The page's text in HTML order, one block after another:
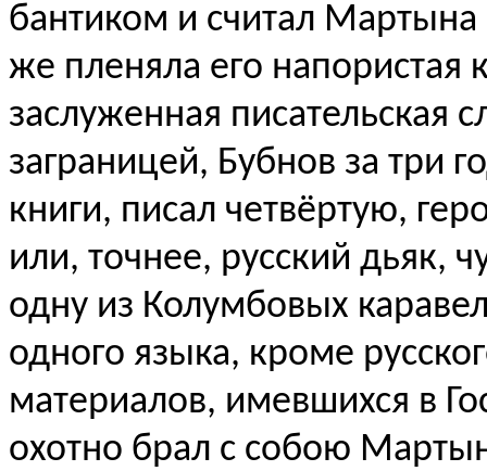
бантиком и считал
же пленяла его напористая
заслуженная писательская
заграницей, Бубнов за три
книги, писал четвёртую,
или, точнее, русский дьяк,
одну из Колумбовых
одного языка, кроме
материалов, имевшихся в
охотно брал с собою